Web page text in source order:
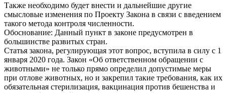
Также необходимо будет внести и дальнейшие другие
смысловые изменения по Проекту Закона в связи с введением
такого метода контроля численности.
Обоснование: Данный пункт в законе предусмотрен в
большинстве развитых стран.
Статья закона, регулирующая этот вопрос, вступила в силу с 1
января 2020 года. Закон «Об ответственном обращении с
животными» не только прямо определил допустимые меры
при отлове животных, но и закрепил такие требования, как их
обязательная стерилизация, вакцинация против бешенства и